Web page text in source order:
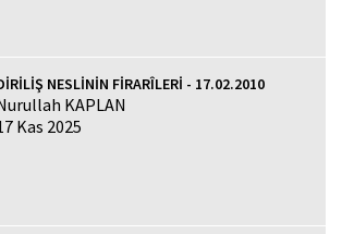
NESLİNİN FİRARÎLERİ - 17.02.2010
KAPLAN
Kas 2025